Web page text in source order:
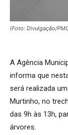
(Foto: Divulgação/
A Agência
informa que
será realizada
Murtinho, no
das 9h às 13h,
árvores.